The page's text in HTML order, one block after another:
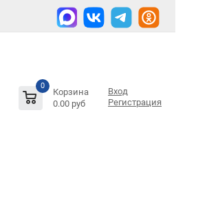
0
Корзина
0.00 руб
Вход
Регистрация